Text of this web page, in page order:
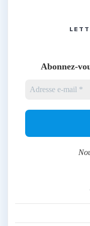
Abonnez-